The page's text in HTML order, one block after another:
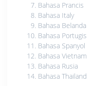
Bahasa Prancis
Bahasa Italy
Bahasa Belanda
Bahasa Portugis
Bahasa Spanyol
Bahasa Vietnam
Bahasa Rusia
Bahasa Thailand